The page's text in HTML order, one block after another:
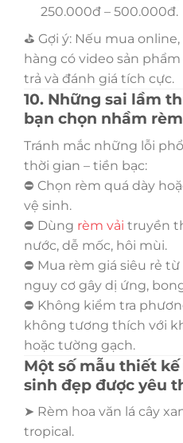
250.000đ – 500.000đ.
⛳️ Gợi ý: Nếu mua
hàng có video sản
trả và đánh giá tích cực.
10. Những sai lầm
bạn chọn nhầm rèm
Tránh mắc những lỗi
thời gian – tiền bạc:
⛔ Chọn rèm quá dày
vệ sinh.
⛔ Dùng rèm vải truyền
nước, dễ mốc, hôi mùi.
⛔ Mua rèm giá siêu rẻ
nguy cơ gây dị ứng,
⛔ Không kiểm tra
không tương thích với
hoặc tường gạch.
Một số mẫu thiết
sinh đẹp được yêu
➤ Rèm hoa văn lá cây
tropical.